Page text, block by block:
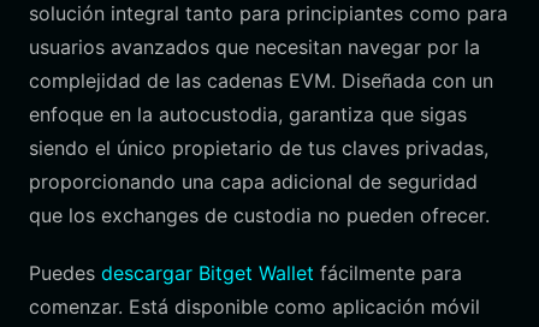
solución integral tanto para principiantes como para
usuarios avanzados que necesitan navegar por la
complejidad de las cadenas EVM. Diseñada con un
enfoque en la autocustodia, garantiza que sigas
siendo el único propietario de tus claves privadas,
proporcionando una capa adicional de seguridad
que los exchanges de custodia no pueden ofrecer.
Puedes descargar Bitget Wallet fácilmente para
comenzar. Está disponible como aplicación móvil